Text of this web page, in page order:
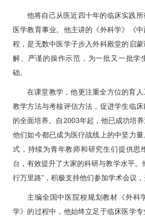
他将自己从医近四十年的临床实践
医学教育事业。他主讲的《外科学》《
程，是无数中医学子步入外科殿堂的启
解、严谨的操作示范，为一批又一批学
础。
在课堂教学，他更注重全方位的育
教学方法与考核评估方法，促进学生临
的全面培养。自2003年起，他已成功培
他们如今都已成为医疗战线上的中坚力
式，持续为青年教师和研究生们提供思
台，有效提升了大家的科研与教学水平。
行万里路”，积极支持他们参加学术会议，
主编全国中医院校规划教材《外科
学》的过程中，他始终立足于临床医学